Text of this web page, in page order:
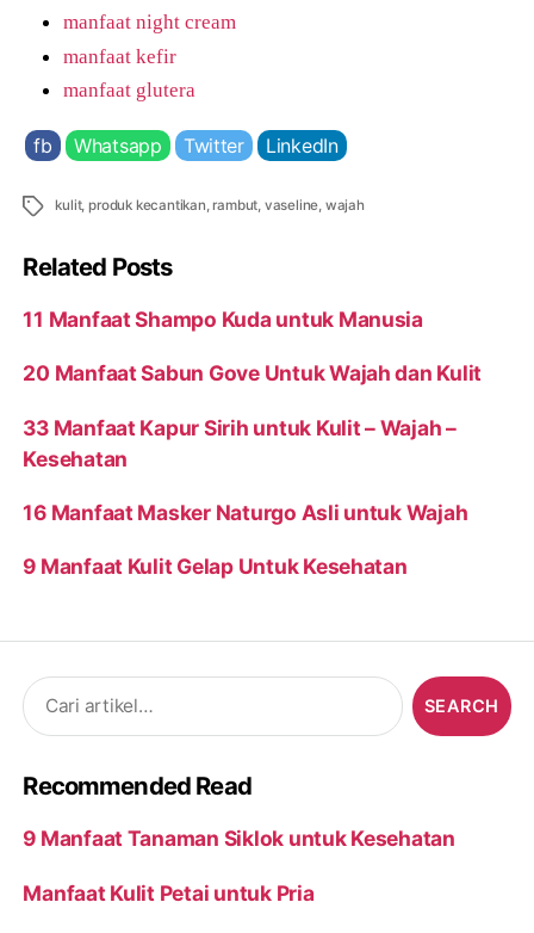
manfaat night cream
manfaat kefir
manfaat glutera
fb Whatsapp Twitter LinkedIn
Tags kulit,produk kecantikan,rambut, vaseline, wajah
Related Posts
11 Manfaat Shampo Kuda untuk Manusia
20 Manfaat Sabun Gove Untuk Wajah dan Kulit
33 Manfaat Kapur Sirih untuk Kulit – Wajah –
Kesehatan
16 Manfaat Masker Naturgo Asli untuk Wajah
9 Manfaat Kulit Gelap Untuk Kesehatan
Search
for:
Recommended Read
9 Manfaat Tanaman Siklok untuk Kesehatan
Manfaat Kulit Petai untuk Pria